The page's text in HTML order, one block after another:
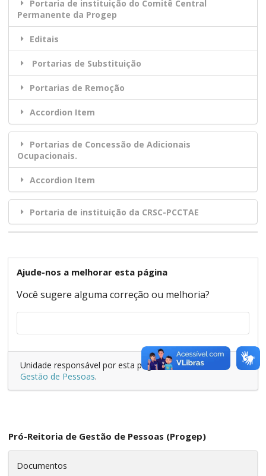
Portaria de instituição do Comitê Central
Permanente da Progep
Editais
Portarias de Substituição
Portarias de Remoção
Accordion Item
Portarias de Concessão de Adicionais
Ocupacionais.
Accordion Item
Portaria de instituição da CRSC-PCCTAE
Ajude-nos a melhorar esta página
Você sugere alguma correção ou melhoria?
Unidade responsável por esta página:Pró-Reitoria de
Gestão de Pessoas.
Pró-Reitoria de Gestão de Pessoas (Progep)
Documentos